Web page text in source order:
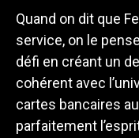
Quand on dit que
service, on le
défi en créant un
cohérent avec
cartes bancaires
parfaitement